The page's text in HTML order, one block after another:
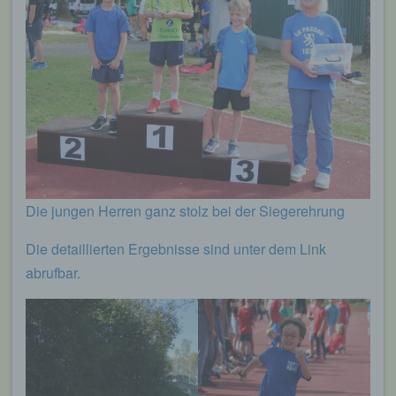
Die jungen Herren ganz stolz bei der Siegerehrung
Die detaillierten Ergebnisse sind unter dem Link
abrufbar.
mit datenschutzrechtlichem Charakter ist die:
Leichtathletik Gemeinschaft Passau
Siegfried Kapfer
Göttweiger Str. 45
94032 Passau
Deutschland
E-Mail: info@lgpassau.de
Die Internetseiten verwenden teilweise so
SessionStorage. Dies dient dazu, unser Angebot
nutzerfreundlicher, effektiver und sicherer zu
machen. Local Storage und SessionStorage ist
eine Technologie, mit welcher ihr Browser Daten
auf Ihrem Computer oder mobilen Gerät
abspeichert. Cookies sind Textdateien, welche